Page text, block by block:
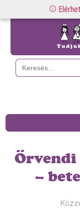
Search
for:
Örvendi
–